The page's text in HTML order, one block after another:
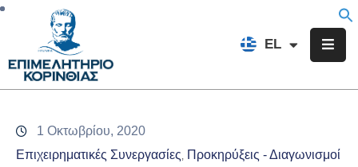
EL
FR
Επιμελητήριο
Υπηρεσίες
1 Οκτωβρίου, 2020
Επιχειρηματικές Συνεργασίες Προκηρύξεις - Διαγωνισμοί